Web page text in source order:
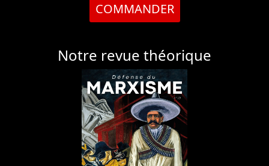
COMMANDER
Notre revue théorique